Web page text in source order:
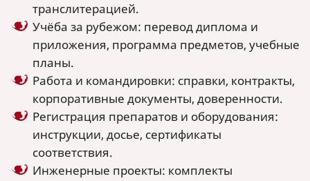
транслитерацией.
Учёба за рубежом: перевод диплома и
приложения, программа предметов, учебные
планы.
Работа и командировки: справки, контракты,
корпоративные документы, доверенности.
Регистрация препаратов и оборудования:
инструкции, досье, сертификаты
соответствия.
Инженерные проекты: комплекты